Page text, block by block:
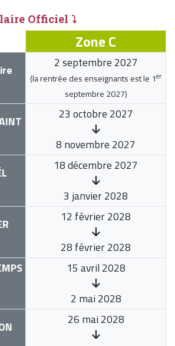
Officiel ⤵
Zone C
2 septembre 2027
(la rentrée des enseignants est le 1er
septembre 2027)
23 octobre 2027
8 novembre 2027
18 décembre 2027
3 janvier 2028
12 février 2028
28 février 2028
15 avril 2028
2 mai 2028
26 mai 2028